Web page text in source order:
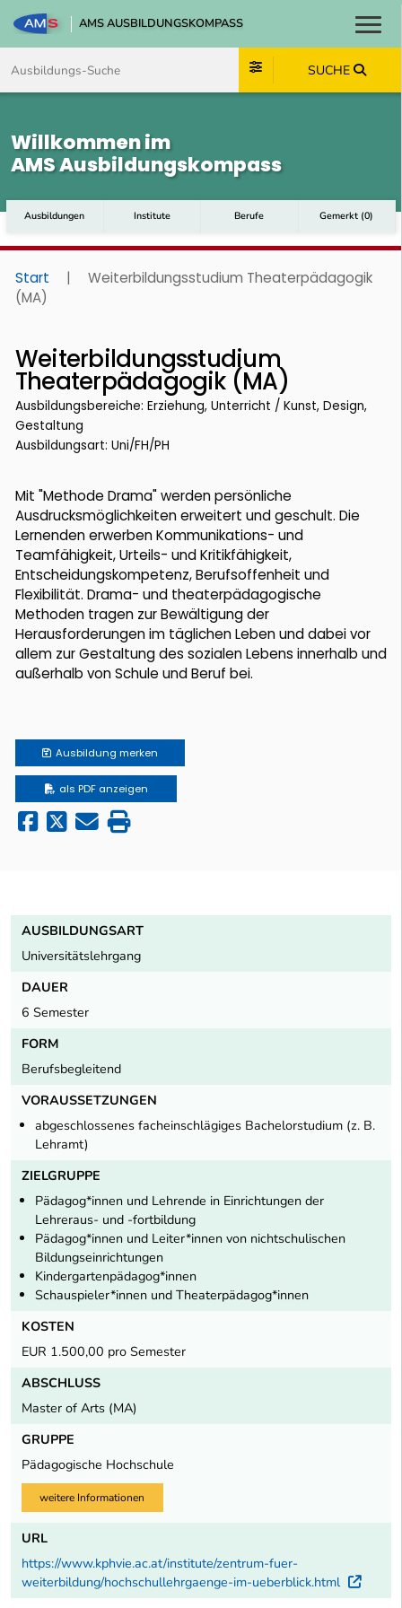
AMS AUSBILDUNGSKOMPASS
SUCHE
Willkommen im
AMS Ausbildungskompass
Ausbildungen Institute Berufe Gemerkt (0)
Start |
Weiterbildungsstudium Theaterpädagogik
(MA)
Weiterbildungsstudium
Theaterpädagogik (MA)
Ausbildungsbereiche: Erziehung, Unterricht / Kunst, Design,
Gestaltung
Ausbildungsart: Uni/FH/PH
Mit "Methode Drama" werden persönliche
Ausdrucksmöglichkeiten erweitert und geschult. Die
Lernenden erwerben Kommunikations- und
Teamfähigkeit, Urteils- und Kritikfähigkeit,
Entscheidungskompetenz, Berufsoffenheit und
Flexibilität. Drama- und theaterpädagogische
Methoden tragen zur Bewältigung der
Herausforderungen im täglichen Leben und dabei vor
allem zur Gestaltung des sozialen Lebens innerhalb und
außerhalb von Schule und Beruf bei.
Ausbildung merken
als PDF anzeigen
AUSBILDUNGSART
Universitätslehrgang
DAUER
6 Semester
FORM
Berufsbegleitend
VORAUSSETZUNGEN
abgeschlossenes facheinschlägiges Bachelorstudium (z. B.
Lehramt)
ZIELGRUPPE
Pädagog*innen und Lehrende in Einrichtungen der
Lehreraus- und -fortbildung
Pädagog*innen und Leiter*innen von nichtschulischen
Bildungseinrichtungen
Kindergartenpädagog*innen
Schauspieler*innen und Theaterpädagog*innen
KOSTEN
EUR 1.500,00 pro Semester
ABSCHLUSS
Master of Arts (MA)
GRUPPE
Pädagogische Hochschule
weitere Informationen
URL
https://www.kphvie.ac.at/institute/zentrum-fuer-
weiterbildung/hochschullehrgaenge-im-ueberblick.html